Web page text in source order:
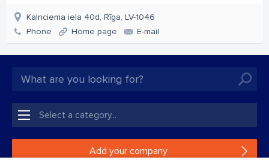
Kalnciema iela 40d, Rīga, LV-1046
Phone
Home page E-mail
Add your company